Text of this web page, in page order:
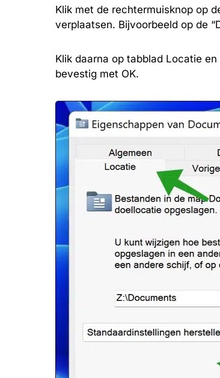
Klik met de rechtermuisknop op
verplaatsen. Bijvoorbeeld op de
Klik daarna op tabblad Locatie
bevestig met OK.